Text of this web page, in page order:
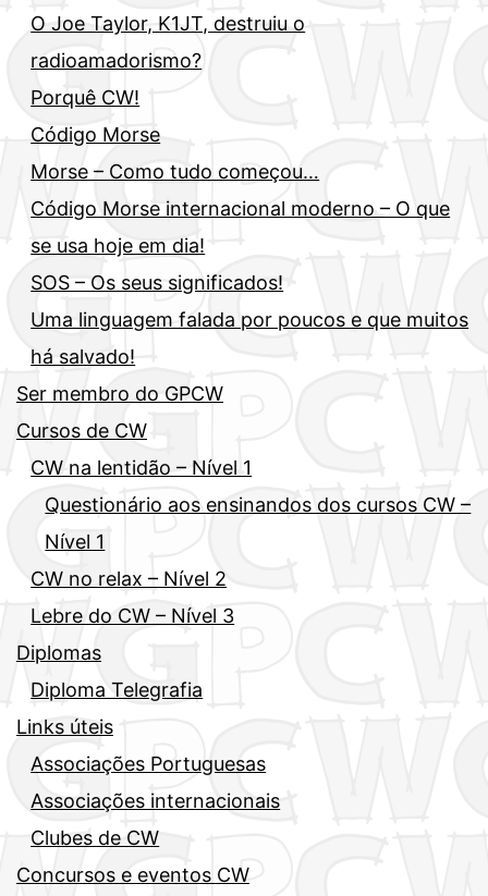
O Joe Taylor, K1JT, destruiu o
radioamadorismo?
Porquê CW!
Código Morse
Morse – Como tudo começou…
Código Morse internacional moderno – O que
se usa hoje em dia!
SOS – Os seus significados!
Uma linguagem falada por poucos e que muitos
há salvado!
Ser membro do GPCW
Cursos de CW
CW na lentidão – Nível 1
Questionário aos ensinandos dos cursos CW –
Nível 1
CW no relax – Nível 2
Lebre do CW – Nível 3
Diplomas
Diploma Telegrafia
Links úteis
Associações Portuguesas
Associações internacionais
Clubes de CW
Concursos e eventos CW